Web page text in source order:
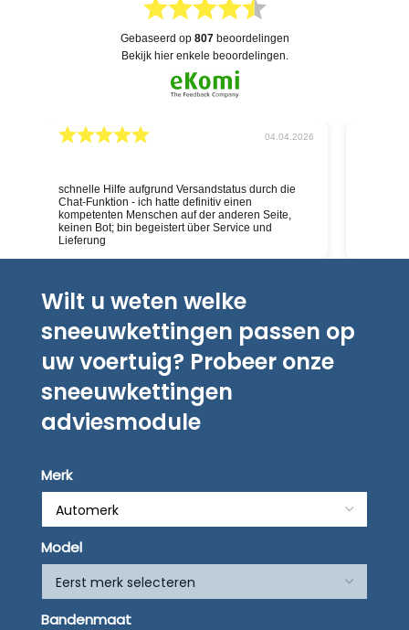
gebaseerd op 807beoordelingen
bekijk hier enkele beoordelingen.
04.04.2026
schnelle Hilfe aufgrund Versandstatus durch die
Chat-Funktion - ich hatte definitiv einen
kompetenten Menschen auf der anderen Seite,
keinen Bot; bin begeistert über Service und
Lieferung
Wilt u weten welke
sneeuwkettingen passen op
uw voertuig? Probeer onze
sneeuwkettingen
adviesmodule
Merk
Model
Bandenmaat